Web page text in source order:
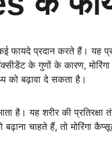
फायदे प्रदान करते हैं। यह
के गुणों के कारण,
को बढ़ावा दे सकता है।
है। यह शरीर की
चाहते हैं, तो मोरिंगा